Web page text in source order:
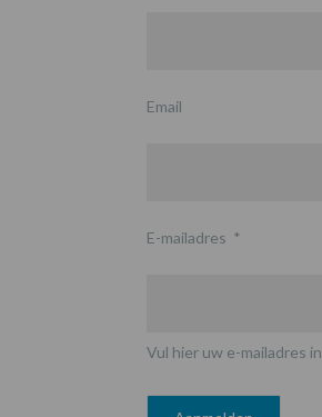
Email
E-mailadres *
Vul hier uw e-mailadres in